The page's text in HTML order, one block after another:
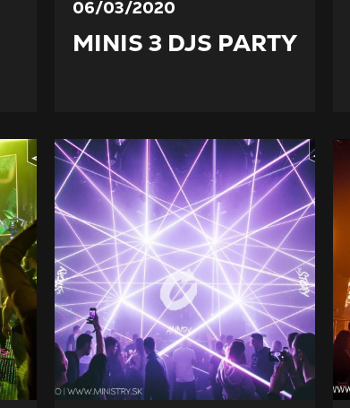
06/03/2020
MINIS 3 DJS PARTY